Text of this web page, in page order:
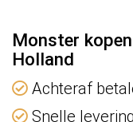
Monster
Holland
Achteraf
Snelle levering